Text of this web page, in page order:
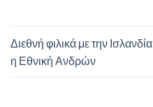
Διεθνή φιλικά με την Ισλανδία
η Εθνική Ανδρών